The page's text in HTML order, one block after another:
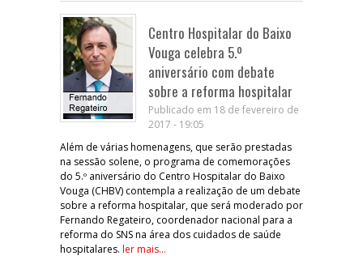
Centro Hospitalar do Baixo
Vouga celebra 5.º
aniversário com debate
sobre a reforma hospitalar
Publicado em 18 de fevereiro de
2017 - 19:05
Além de várias homenagens, que serão prestadas
na sessão solene, o programa de comemorações
do 5.º aniversário do Centro Hospitalar do Baixo
Vouga (CHBV) contempla a realização de um debate
sobre a reforma hospitalar, que será moderado por
Fernando Regateiro, coordenador nacional para a
reforma do SNS na área dos cuidados de saúde
hospitalares. ler mais...